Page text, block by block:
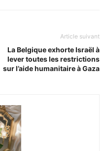
Article suivant
La Belgique exhorte Israël à
lever toutes les restrictions
sur l’aide humanitaire à Gaza